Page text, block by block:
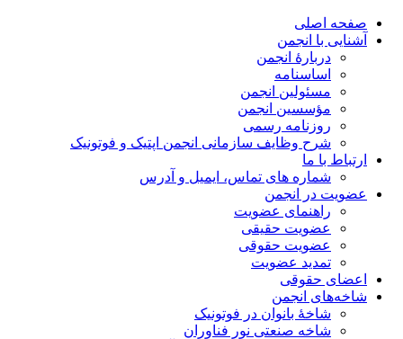
صفحه اصلی
آشنایی با انجمن
دربارۀ انجمن
اساسنامه
مسئولین انجمن
مؤسسین انجمن
روزنامه رسمی
شرح وظایف سازمانی انجمن اپتیک و فوتونیک
ارتباط با ما
شماره های تماس، ایمیل و آدرس
عضویت در انجمن
راهنمای عضویت
عضویت حقیقی
عضویت حقوقی
تمدید عضویت
اعضای حقوقی
شاخه‌های انجمن
شاخۀ بانوان در فوتونیک
شاخه صنعتی نور فناوران